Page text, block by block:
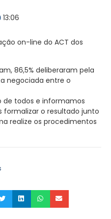
13:06
on-line do ACT dos
86,5% deliberaram pela
negociada entre o
de todos e informamos
formalizar o resultado junto
realize os procedimentos